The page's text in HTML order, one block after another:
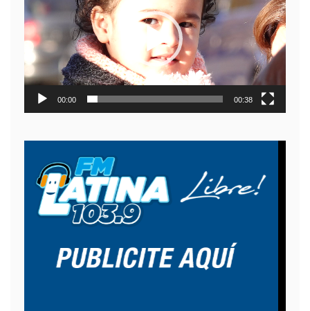
video
00:00 00:38